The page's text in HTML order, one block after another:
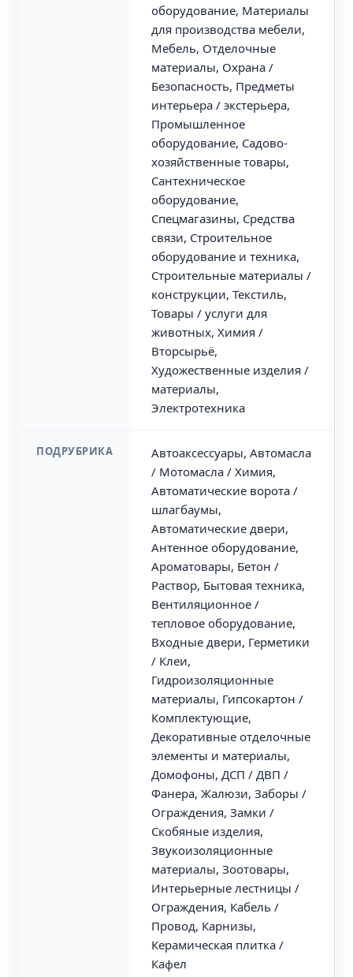
оборудование, Материалы
для производства мебели,
Мебель, Отделочные
материалы, Охрана /
Безопасность, Предметы
интерьера / экстерьера,
Промышленное
оборудование, Садово-
хозяйственные товары,
Сантехническое
оборудование,
Спецмагазины, Средства
связи, Строительное
оборудование и техника,
Строительные материалы /
конструкции, Текстиль,
Товары / услуги для
животных, Химия /
Вторсырьё,
Художественные изделия /
материалы,
Электротехника
ПОДРУБРИКА
Автоаксессуары, Автомасла
/ Мотомасла / Химия,
Автоматические ворота /
шлагбаумы,
Автоматические двери,
Антенное оборудование,
Ароматовары, Бетон /
Раствор, Бытовая техника,
Вентиляционное /
тепловое оборудование,
Входные двери, Герметики
/ Клеи,
Гидроизоляционные
материалы, Гипсокартон /
Комплектующие,
Декоративные отделочные
элементы и материалы,
Домофоны, ДСП / ДВП /
Фанера, Жалюзи, Заборы /
Ограждения, Замки /
Скобяные изделия,
Звукоизоляционные
материалы, Зоотовары,
Интерьерные лестницы /
Ограждения, Кабель /
Провод, Карнизы,
Керамическая плитка /
Кафел